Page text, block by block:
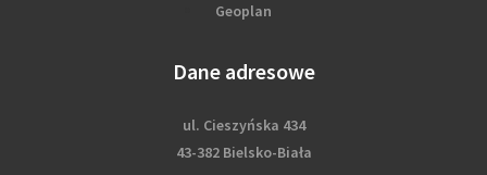
Geoplan
Dane adresowe
ul. Cieszyńska 434
43-382 Bielsko-Biała